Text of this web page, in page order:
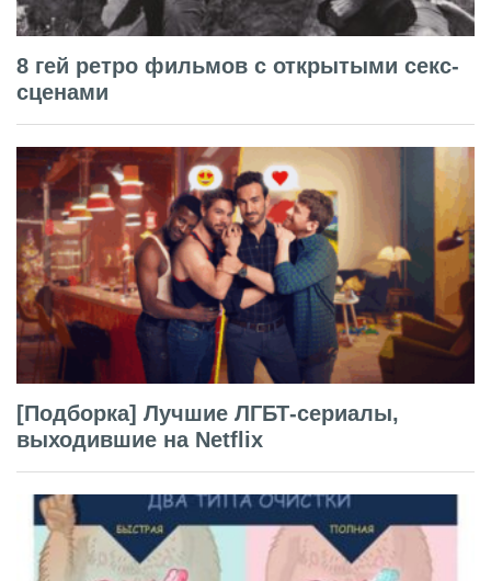
8 гей ретро фильмов с открытыми секс-
сценами
[Подборка] Лучшие ЛГБТ-сериалы,
выходившие на Netflix